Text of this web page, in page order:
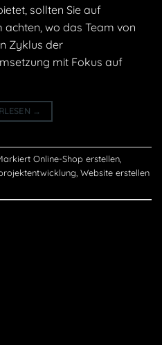
sollten Sie auf
wo das Team von
Zyklus der
mit Fokus auf
→
Online-Shop erstellen
Website erstellen